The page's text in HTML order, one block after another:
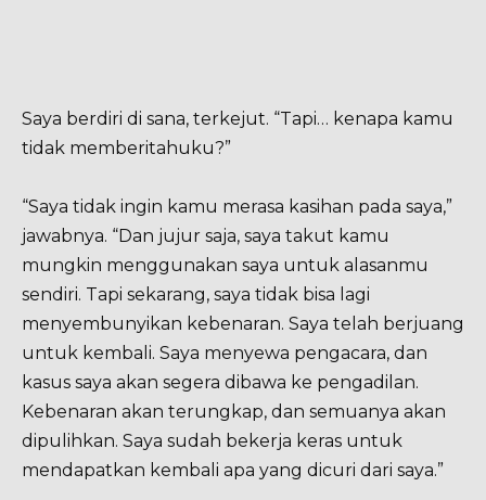
Saya berdiri di sana, terkejut. “Tapi… kenapa kamu
tidak memberitahuku?”
“Saya tidak ingin kamu merasa kasihan pada saya,”
jawabnya. “Dan jujur saja, saya takut kamu
mungkin menggunakan saya untuk alasanmu
sendiri. Tapi sekarang, saya tidak bisa lagi
menyembunyikan kebenaran. Saya telah berjuang
untuk kembali. Saya menyewa pengacara, dan
kasus saya akan segera dibawa ke pengadilan.
Kebenaran akan terungkap, dan semuanya akan
dipulihkan. Saya sudah bekerja keras untuk
mendapatkan kembali apa yang dicuri dari saya.”